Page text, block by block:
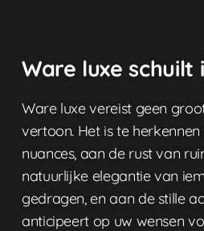
Ware luxe schuilt
Ware luxe vereist geen
vertoon. Het is te
nuances, aan de rust van
natuurlijke elegantie van
gedragen, en aan de stille
anticipeert op uw wensen